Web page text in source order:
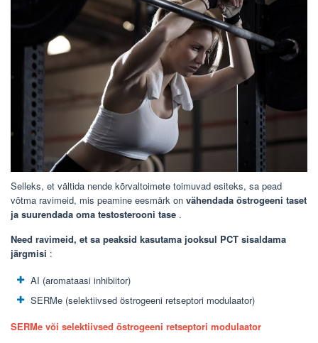
Selleks, et vältida nende kõrvaltoimete toimuvad esiteks, sa pead
võtma ravimeid, mis peamine eesmärk on vähendada östrogeeni taset
ja suurendada oma testosterooni tase .
Need ravimeid, et sa peaksid kasutama jooksul PCT sisaldama
järgmisi :
AI (aromataasi inhibiitor)
SERMe (selektiivsed östrogeeni retseptori modulaator)
SERMe või selektiivsed östrogeeni retseptori modulaator